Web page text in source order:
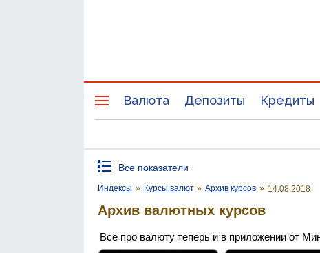
Валюта Депозиты Кредиты
Все показатели
Индексы » Курсы валют » Архив курсов » 14.08.2018
Архив валютных курсов
Все про валюту теперь и в приложении от